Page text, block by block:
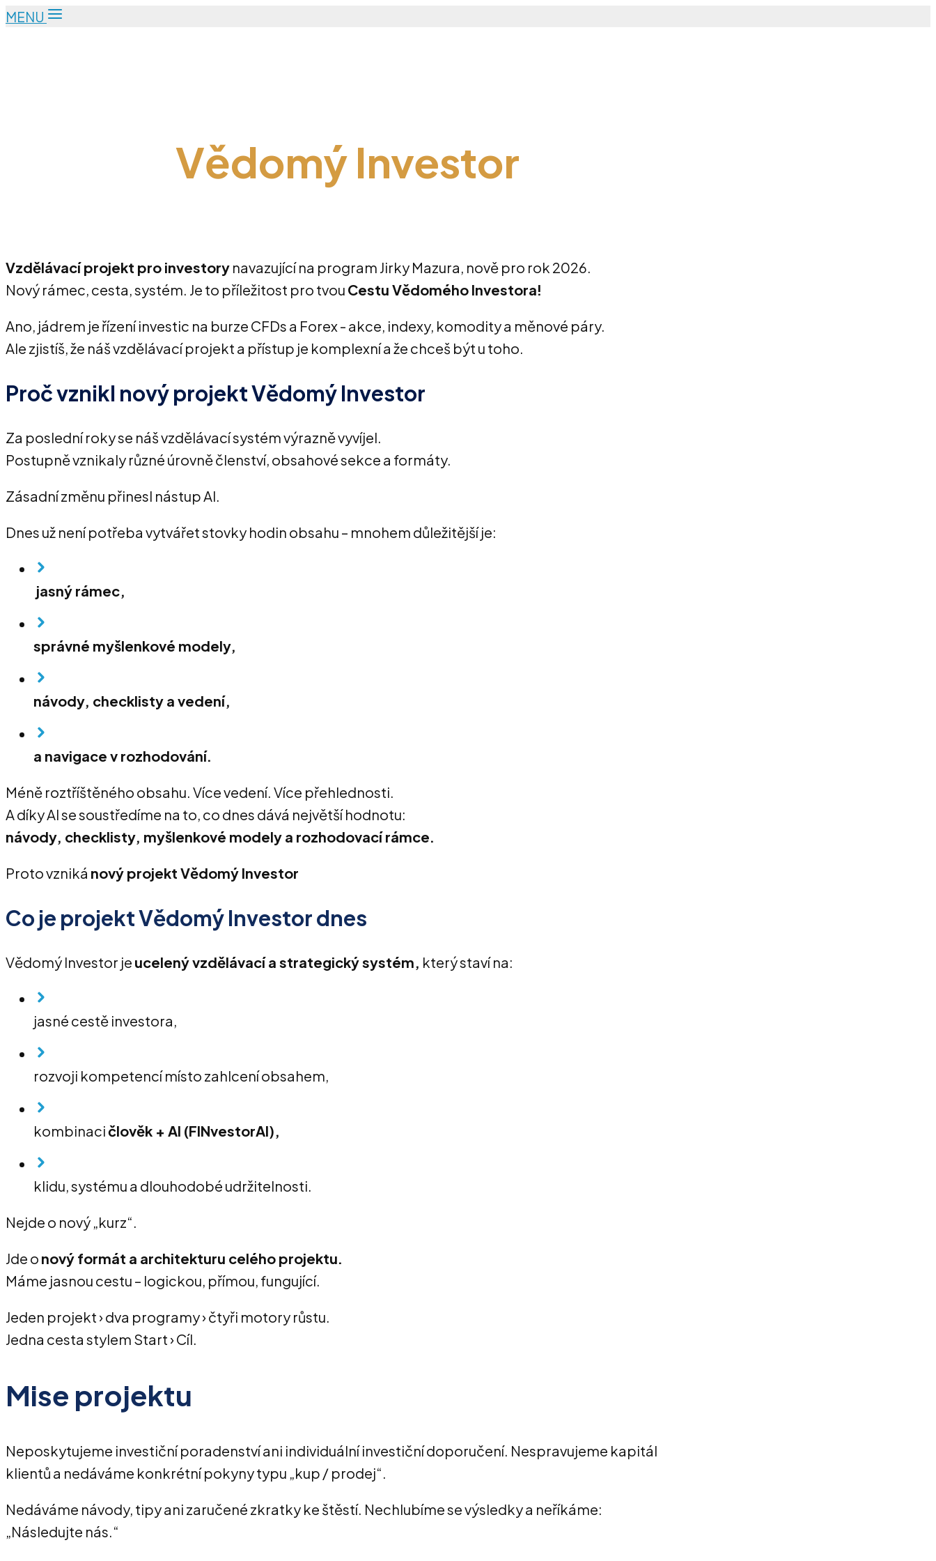
MENU
Vědomý Investor
Vzdělávací projekt pro investory navazující na program Jirky Mazura, nově pro rok 2026.
Nový rámec, cesta, systém. Je to příležitost pro tvou Cestu Vědomého Investora!
Ano, jádrem je řízení investic na burze CFDs a Forex - akce, indexy, komodity a měnové páry.
Ale zjistíš, že náš vzdělávací projekt a přístup je komplexní a že chceš být u toho.
Proč vznikl nový projekt Vědomý Investor
Za poslední roky se náš vzdělávací systém výrazně vyvíjel.
Postupně vznikaly různé úrovně členství, obsahové sekce a formáty.
Zásadní změnu přinesl nástup AI.
Dnes už není potřeba vytvářet stovky hodin obsahu – mnohem důležitější je:
jasný rámec,
správné myšlenkové modely,
návody, checklisty a vedení,
a navigace v rozhodování.
Méně roztříštěného obsahu. Více vedení. Více přehlednosti.
A díky AI se soustředíme na to, co dnes dává největší hodnotu:
návody, checklisty, myšlenkové modely a rozhodovací rámce.
Proto vzniká nový projekt Vědomý Investor
Co je projekt Vědomý Investor dnes
Vědomý Investor je ucelený vzdělávací a strategický systém, který staví na:
jasné cestě investora,
rozvoji kompetencí místo zahlcení obsahem,
kombinacičlověk + AI (FINvestorAI),
klidu, systému a dlouhodobé udržitelnosti.
Nejde o nový „kurz“.
Jde o nový formát a architekturu celého projektu.
Máme jasnou cestu – logickou, přímou, fungující.
Jeden projekt › dva programy › čtyři motory růstu.
Jedna cesta stylem Start › Cíl.
Mise projektu
Neposkytujeme investiční poradenství ani individuální investiční doporučení. Nespravujeme kapitál
klientů a nedáváme konkrétní pokyny typu „kup / prodej“.
Nedáváme návody, tipy ani zaručené zkratky ke štěstí. Nechlubíme se výsledky a neříkáme:
„Následujte nás.“